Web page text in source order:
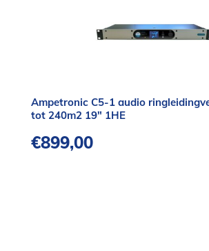
Ampetronic C5-1 audio
tot 240m2 19″ 1HE
€899,00